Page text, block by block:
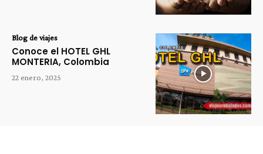
Blog de viajes
Conoce el HOTEL GHL
MONTERIA, Colombia
22 enero, 2025